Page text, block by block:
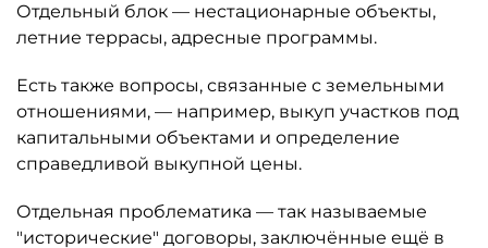
Отдельный блок — нестационарные объекты,
летние террасы, адресные программы.
Есть также вопросы, связанные с земельными
отношениями, — например, выкуп участков под
капитальными объектами и определение
справедливой выкупной цены.
Отдельная проблематика — так называемые
"исторические" договоры, заключённые ещё в